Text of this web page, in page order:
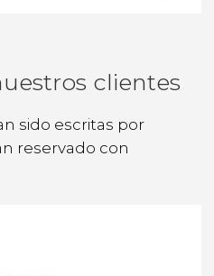
clientes
sido escritas por
reservado con